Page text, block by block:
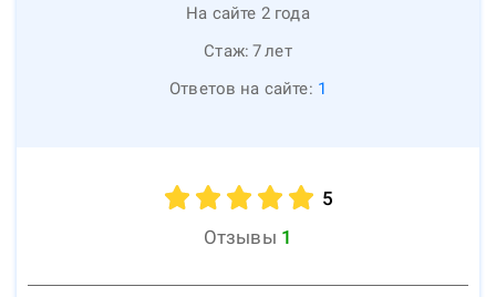
На сайте 2 года
Стаж: 7лет
Ответов на сайте: 1
5
Отзывы 1